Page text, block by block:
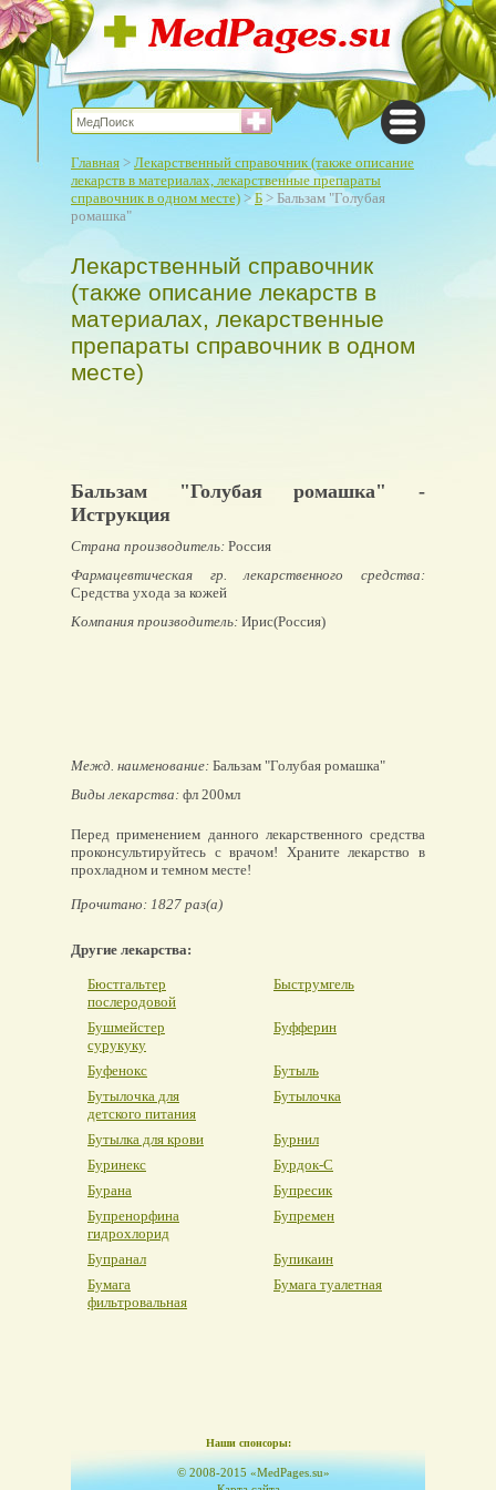
Главная > Лекарственный справочник (также описание
лекарств в материалах, лекарственные препараты
справочник в одном месте) >Б > Бальзам "Голубая
ромашка"
Лекарственный справочник
(также описание лекарств в
материалах, лекарственные
препараты справочник в одном
месте)
Бальзам "Голубая ромашка" -
Иструкция
Страна производитель: Россия
Фармацевтическая гр. лекарственного средства:
Средства ухода за кожей
Компания производитель: Ирис(Россия)
Межд. наименование: Бальзам "Голубая ромашка"
Виды лекарства: фл 200мл
Перед применением данного лекарственного средства
проконсультируйтесь с врачом! Храните лекарство в
прохладном и темном месте!
Прочитано: 1827 раз(а)
Другие лекарства:
Бюстгальтер
послеродовой
Быструмгель
Бушмейстер
сурукуку
Буфферин
Буфенокс
Бутыль
Бутылочка для
детского питания
Бутылочка
Бутылка для крови
Бурнил
Буринекс
Бурдок-С
Бурана
Бупресик
Бупренорфина
гидрохлорид
Бупремен
Бупранал
Бупикаин
Бумага
фильтровальная
Бумага туалетная
Наши спонсоры:
© 2008-2015 «MedPages.su»